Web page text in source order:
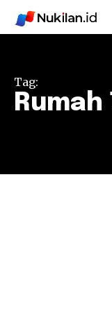
Tag: